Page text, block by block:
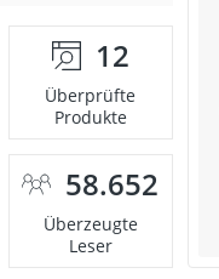
12
Überprüfte
Produkte
58.652
Überzeugte
Leser